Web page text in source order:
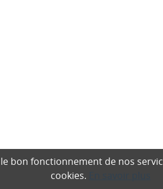
bon fonctionnement de nos
cookies.